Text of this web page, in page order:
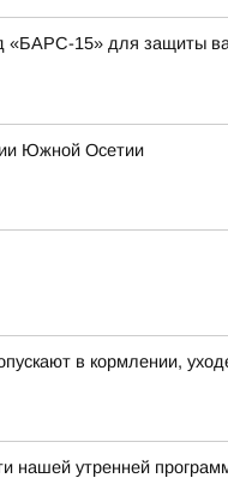
15» для защиты
Южной Осетии
в кормлении,
нашей утренней